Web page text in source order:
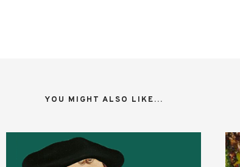
YOU MIGHT ALSO LIKE...